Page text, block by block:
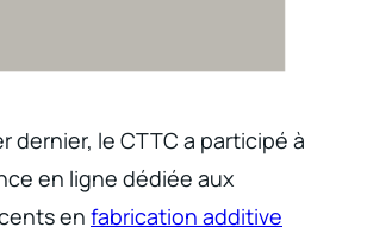
dernier, le CTTC a participé à
en ligne dédiée aux
en fabrication additive